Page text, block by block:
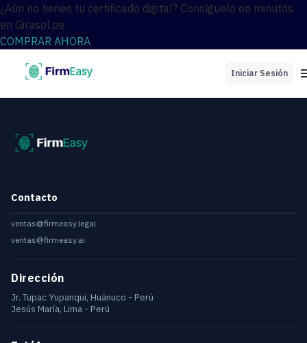
¿Aún no tienes tu certificado digital? Consíguelo en minutos
en Girasol.pe
COMPRAR AHORA
Iniciar Sesión
Contacto
ventas@firmeasy.legal
ventas@firmeasy.ai
Dirección
Jr. Tupac Yupanqui, Huánuco - Perú
Jesús María, Lima - Perú